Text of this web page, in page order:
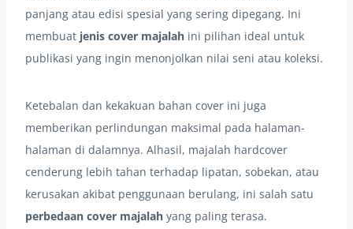
panjang atau edisi spesial yang sering dipegang. Ini
membuat jenis cover majalah ini pilihan ideal untuk
publikasi yang ingin menonjolkan nilai seni atau koleksi.
Ketebalan dan kekakuan bahan cover ini juga
memberikan perlindungan maksimal pada halaman-
halaman di dalamnya. Alhasil, majalah hardcover
cenderung lebih tahan terhadap lipatan, sobekan, atau
kerusakan akibat penggunaan berulang, ini salah satu
perbedaan cover majalah yang paling terasa.